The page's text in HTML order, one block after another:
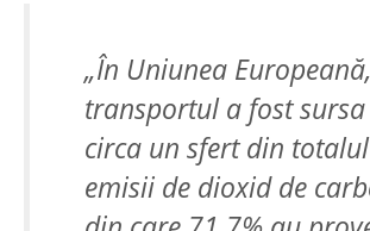
„În Uniunea Europeană,
transportul a fost
circa un sfert din
emisii de dioxid de